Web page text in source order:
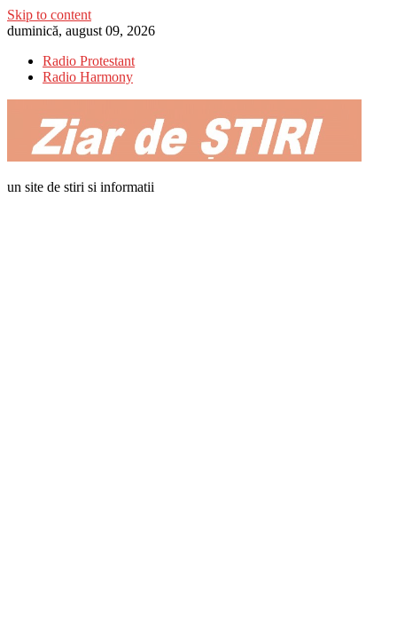
Skip to content
duminică, august 09, 2026
Radio Protestant
Radio Harmony
un site de stiri si informatii